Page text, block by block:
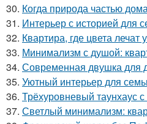
30. Когда природа частью
31. Интерьер с историей для
32. Квартира, где цвета лечат
33. Минимализм с душой:
34. Современная двушка для
35. Уютный интерьер для
36. Трёхуровневый таунхаус с
37. Светлый минимализм: